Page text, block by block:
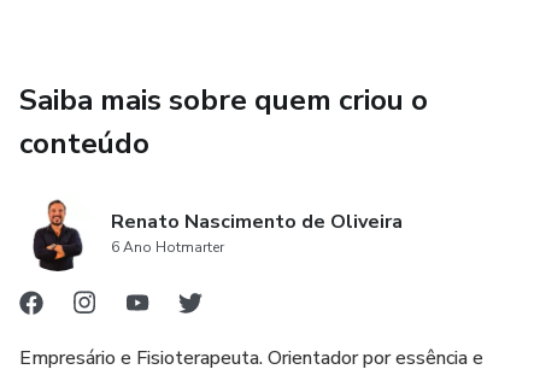
Saiba mais sobre quem criou o
conteúdo
Renato Nascimento de Oliveira
6 Ano Hotmarter
Empresário e Fisioterapeuta. Orientador por essência e